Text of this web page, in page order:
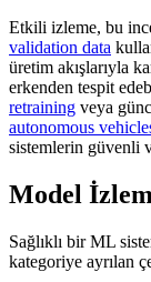
Etkili izleme, bu
validation data
üretim akışlarıyla
erkenden tespit
retraining veya
autonomous
sistemlerin güvenli
Model
Sağlıklı bir ML
kategoriye ayrılan